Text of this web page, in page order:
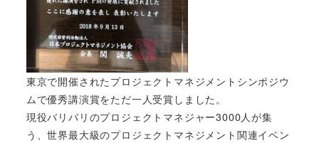
東京で開催されたプロジェクトマネジメントシンポジウ
ムで優秀講演賞をただ一人受賞しました。
現役バリバリのプロジェクトマネジャー3000人が集
う、世界最大級のプロジェクトマネジメント関連イベン